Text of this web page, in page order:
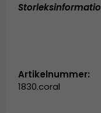
Artikelnummer:
1830.coral